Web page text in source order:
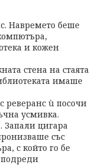
Навремето беше
и кожен
стена на стаята
имаше
реверанс ù посочи
усмивка.
Запали цигара
със
с който го бе
подреди